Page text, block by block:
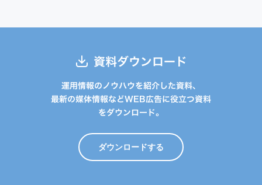
資料ダウンロード
運用情報のノウハウを紹介した資料、
最新の媒体情報などWEB広告に役立つ資料
をダウンロード。
ダウンロードする